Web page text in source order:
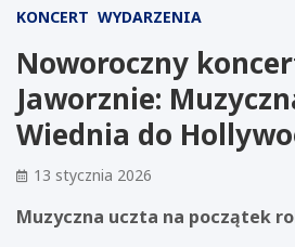
KONCERT WYDARZENIA
Noworoczny
Jaworznie:
Wiednia do
13 stycznia 2026
Muzyczna uczta na początek